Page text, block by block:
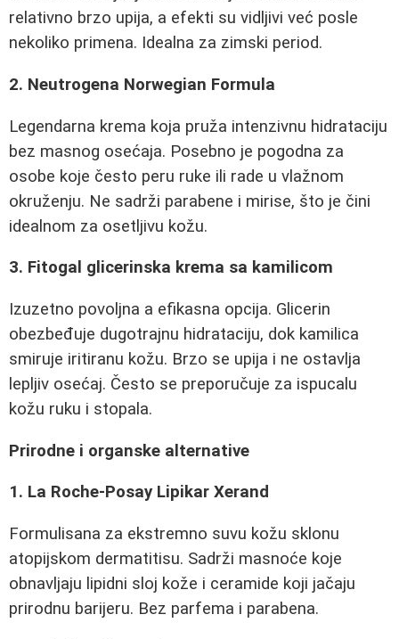
relativno brzo upija, a efekti su vidljivi već posle
nekoliko primena. Idealna za zimski period.
2. Neutrogena Norwegian Formula
Legendarna krema koja pruža intenzivnu hidrataciju
bez masnog osećaja. Posebno je pogodna za
osobe koje često peru ruke ili rade u vlažnom
okruženju. Ne sadrži parabene i mirise, što je čini
idealnom za osetljivu kožu.
3. Fitogal glicerinska krema sa kamilicom
Izuzetno povoljna a efikasna opcija. Glicerin
obezbeđuje dugotrajnu hidrataciju, dok kamilica
smiruje iritiranu kožu. Brzo se upija i ne ostavlja
lepljiv osećaj. Često se preporučuje za ispucalu
kožu ruku i stopala.
Prirodne i organske alternative
1. La Roche-Posay Lipikar Xerand
Formulisana za ekstremno suvu kožu sklonu
atopijskom dermatitisu. Sadrži masnoće koje
obnavljaju lipidni sloj kože i ceramide koji jačaju
prirodnu barijeru. Bez parfema i parabena.